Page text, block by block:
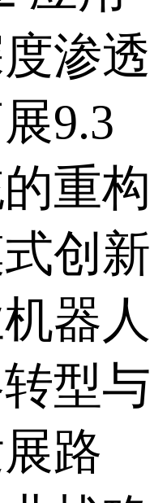
渗透
9.3
重构
创新
器人
型与
路